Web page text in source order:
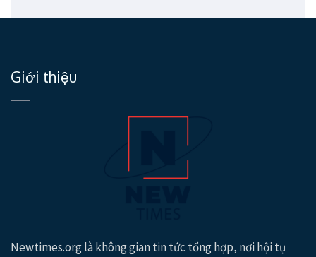
Giới thiệu
Newtimes.org là không gian tin tức tổng hợp, nơi hội tụ